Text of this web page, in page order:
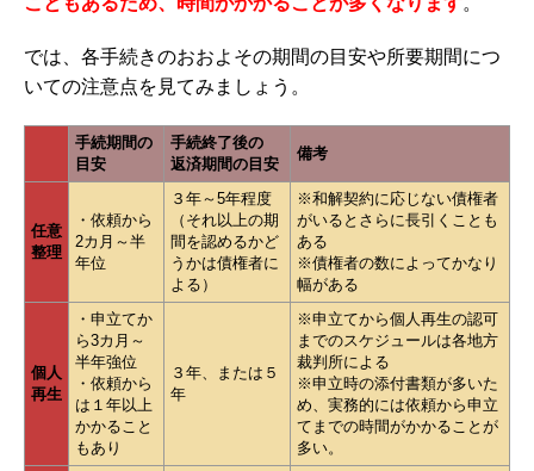
では、各手続きのおおよその期間の目安や所要期間につ
いての注意点を見てみましょう。
手続期間の
目安
手続終了後の
返済期間の目安
備考
任意
整理
・依頼から
2カ月～半
年位
３年～5年程度
（それ以上の期
間を認めるかど
うかは債権者に
よる）
※和解契約に応じない債権者
がいるとさらに長引くことも
ある
※債権者の数によってかなり
幅がある
個人
再生
・申立てか
ら3カ月～
半年強位
・依頼から
は１年以上
かかること
もあり
３年、または５
年
※申立てから個人再生の認可
までのスケジュールは各地方
裁判所による
※申立時の添付書類が多いた
め、実務的には依頼から申立
てまでの時間がかかることが
多い。